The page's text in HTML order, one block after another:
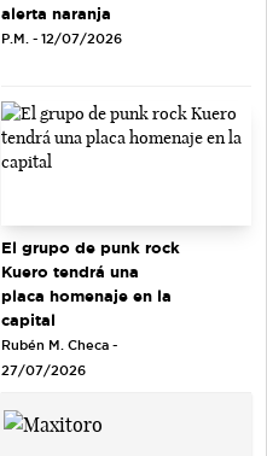
alerta naranja
P.M. - 12/07/2026
El grupo de punk rock
Kuero tendrá una
placa homenaje en la
capital
Rubén M. Checa -
27/07/2026